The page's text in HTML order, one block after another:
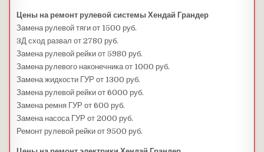
Цены на ремонт рулевой системы Хендай Грандер
Замена рулевой тяги от 1500 руб.
3Д сход развал от 2780 руб.
Замена рулевой рейки от 5980 руб.
Замена рулевого наконечника от 1000 руб.
Замена жидкости ГУР от 1300 руб.
Замена рулевой рейки от 6000 руб.
Замена ремня ГУР от 600 руб.
Замена насоса ГУР от 2000 руб.
Ремонт рулевой рейки от 9500 руб.